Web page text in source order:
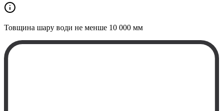
Товщина шару води не менше 10 000 мм